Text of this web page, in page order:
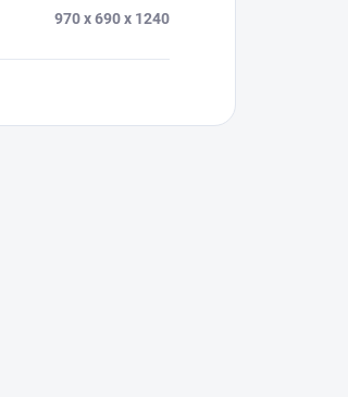
970 x 690 x 1240